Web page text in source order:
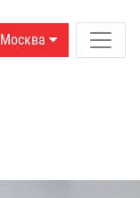
Москва